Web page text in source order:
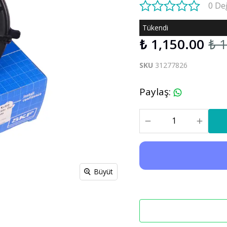
Xc90
Xc90 2003-2013
xc90 2015-2025
C30 C70
Büyüt
0
Tükendi
₺ 1,150.00 ₺
SKU 31277826
Paylaş: